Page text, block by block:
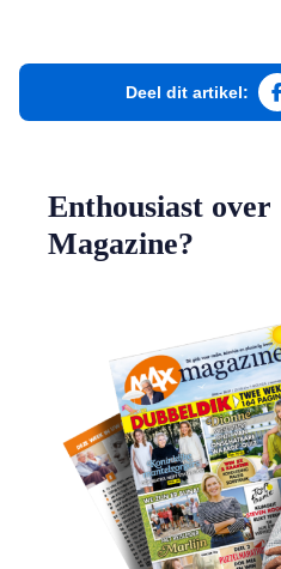
Deel dit artikel:
Enthousiast
Magazine?